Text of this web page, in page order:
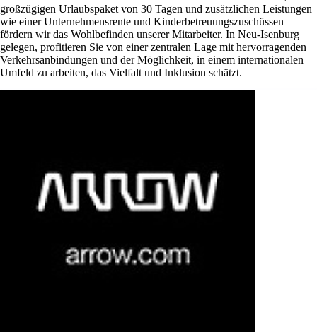
großzügigen Urlaubspaket von 30 Tagen und zusätzlichen Leistungen
wie einer Unternehmensrente und Kinderbetreuungszuschüssen
fördern wir das Wohlbefinden unserer Mitarbeiter. In Neu-Isenburg
gelegen, profitieren Sie von einer zentralen Lage mit hervorragenden
Verkehrsanbindungen und der Möglichkeit, in einem internationalen
Umfeld zu arbeiten, das Vielfalt und Inklusion schätzt.